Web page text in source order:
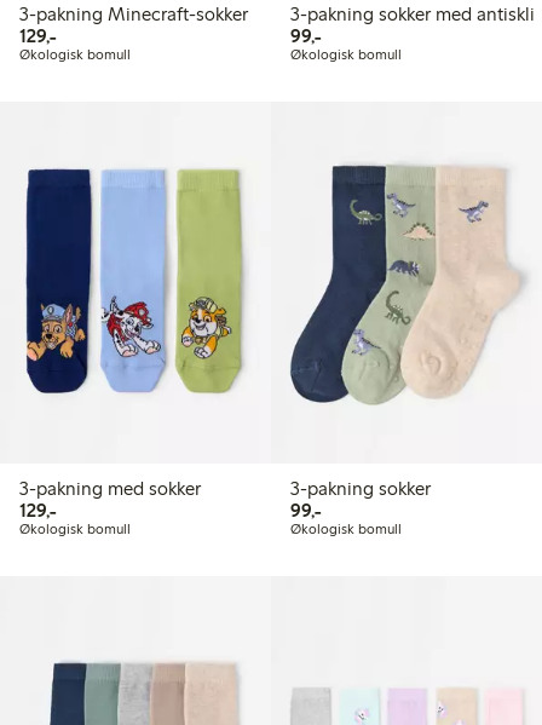
3-pakning Minecraft-sokker
129,-129,00 kr
Økologisk bomull
3-pakning sokker med antiskli
99,-99,00 kr
Økologisk bomull
3-pakning med sokker
129,-129,00 kr
Økologisk bomull
3-pakning sokker
99,-99,00 kr
Økologisk bomull